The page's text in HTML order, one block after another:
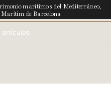
marítimos del Mediterráneo,
Marítim de Barcelona.